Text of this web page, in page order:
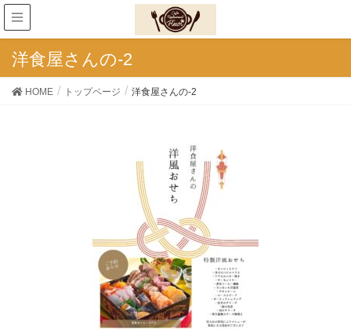
洋食屋さんの-2
HOME トップページ 洋食屋さんの-2